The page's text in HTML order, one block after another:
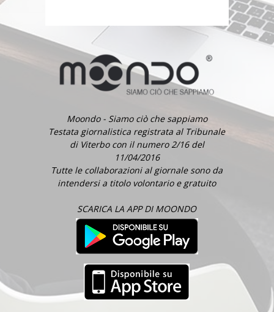
Moondo - Siamo ciò che sappiamo
Testata giornalistica registrata al Tribunale
di Viterbo con il numero 2/16 del
11/04/2016
Tutte le collaborazioni al giornale sono da
intendersi a titolo volontario e gratuito
SCARICA LA APP DI MOONDO